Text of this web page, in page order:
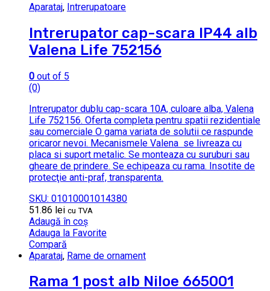
Aparataj, Intrerupatoare
Intrerupator cap-scara IP44 alb
Valena Life 752156
0 out of 5
(0)
Intrerupator dublu cap-scara 10A, culoare alba, Valena
Life 752156. Oferta completa pentru spatii rezidentiale
sau comerciale O gama variata de solutii ce raspunde
oricaror nevoi. Mecanismele Valena se livreaza cu
placa si suport metalic. Se monteaza cu suruburi sau
gheare de prindere. Se echipeaza cu rama. Insotite de
protecţie anti-praf, transparenta.
SKU: 01010001014380
51.86 lei cu TVA
Adaugă în coș
Adauga la Favorite
Compară
Aparataj, Rame de ornament
Rama 1 post alb Niloe 665001